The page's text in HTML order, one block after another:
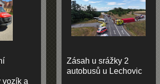
vozík a
Zásah u srážky 2
autobusů u Lechovic